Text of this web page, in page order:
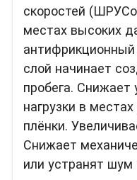
скоростей
местах высоких
слой начинает
пробега.
нагрузки в
плёнки.
Снижает
или устранят